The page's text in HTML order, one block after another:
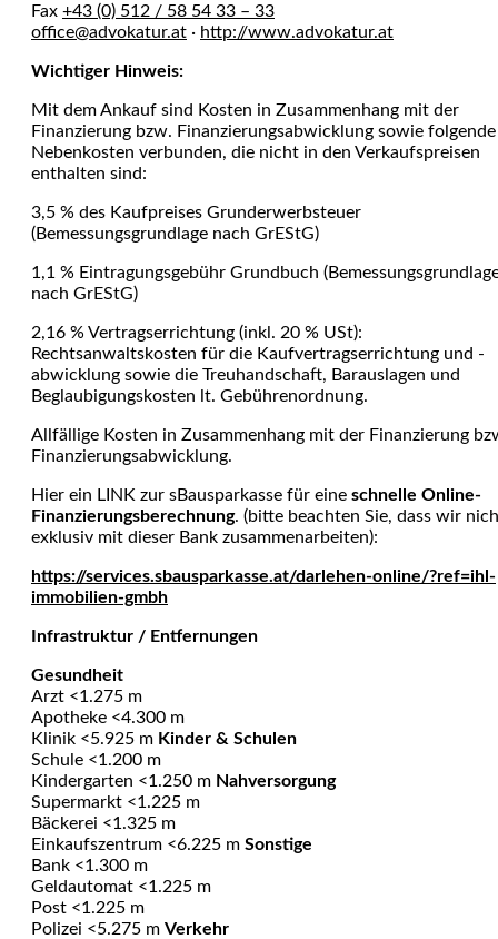
Fax +43 (0) 512 / 58 54 33 – 33
office@advokatur.at · http://www.advokatur.at
Wichtiger Hinweis:
Mit dem Ankauf sind Kosten in Zusammenhang mit der
Finanzierung bzw. Finanzierungsabwicklung sowie folgende
Nebenkosten verbunden, die nicht in den Verkaufspreisen
enthalten sind:
3,5 % des Kaufpreises Grunderwerbsteuer
(Bemessungsgrundlage nach GrEStG)
1,1 % Eintragungsgebühr Grundbuch
nach GrEStG)
2,16 % Vertragserrichtung (inkl. 20 % USt):
Rechtsanwaltskosten für die Kaufvertragserrichtung und -
abwicklung sowie die Treuhandschaft, Barauslagen und
Beglaubi­gungskosten lt. Gebührenordnung.
Allfällige Kosten in Zusammenhang mit der Finanzierung
Finanzierungsabwicklung.
Hier ein LINK zur sBausparkasse für eine schnelle Online-
Finanzierungsberechnung. (bitte beachten Sie, dass wir
exklusiv mit dieser Bank zusammenarbeiten):
https://services.sbausparkasse.at/darlehen-online/?ref=ihl-
immobilien-gmbh
Infrastruktur / Entfernungen
Gesundheit
Arzt <1.275 m
Apotheke <4.300 m
Klinik <5.925 m Kinder & Schulen
Schule <1.200 m
Kindergarten <1.250 m Nahversorgung
Supermarkt <1.225 m
Bäckerei <1.325 m
Einkaufszentrum <6.225 m Sonstige
Bank <1.300 m
Geldautomat <1.225 m
Post <1.225 m
Polizei <5.275 m Verkehr